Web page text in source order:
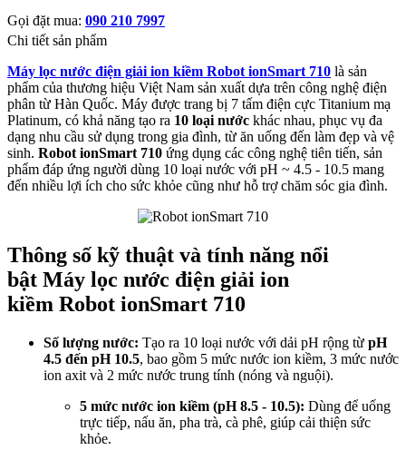
Gọi đặt mua: 090 210 7997
Chi tiết sản phẩm
Máy lọc nước điện giải ion kiềm Robot ionSmart 710 là sản
phẩm của thương hiệu Việt Nam sản xuất dựa trên công nghệ điện
phân từ Hàn Quốc. Máy được trang bị 7 tấm điện cực Titanium mạ
Platinum, có khả năng tạo ra 10 loại nước khác nhau, phục vụ đa
dạng nhu cầu sử dụng trong gia đình, từ ăn uống đến làm đẹp và vệ
sinh. Robot ionSmart 710 ứng dụng các công nghệ tiên tiến, sản
phẩm đáp ứng người dùng 10 loại nước với pH ~ 4.5 - 10.5 mang
đến nhiều lợi ích cho sức khỏe cũng như hỗ trợ chăm sóc gia đình.
Thông số kỹ thuật và tính năng nổi
bật Máy lọc nước điện giải ion
kiềm Robot ionSmart 710
Số lượng nước: Tạo ra 10 loại nước với dải pH rộng từ pH
4.5 đến pH 10.5, bao gồm 5 mức nước ion kiềm, 3 mức nước
ion axit và 2 mức nước trung tính (nóng và nguội).
5 mức nước ion kiềm (pH 8.5 - 10.5): Dùng để uống
trực tiếp, nấu ăn, pha trà, cà phê, giúp cải thiện sức
khỏe.